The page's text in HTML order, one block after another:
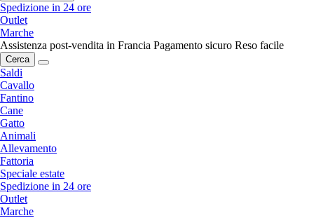
Spedizione in 24 ore
Outlet
Marche
Assistenza post-vendita in Francia Pagamento sicuro Reso facile
Cerca
Saldi
Cavallo
Fantino
Cane
Gatto
Animali
Allevamento
Fattoria
Speciale estate
Spedizione in 24 ore
Outlet
Marche